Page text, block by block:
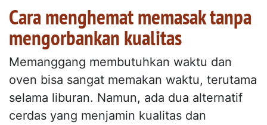
Cara menghemat memasak tanpa
mengorbankan kualitas
Memanggang membutuhkan waktu dan
oven bisa sangat memakan waktu, terutama
selama liburan. Namun, ada dua alternatif
cerdas yang menjamin kualitas dan